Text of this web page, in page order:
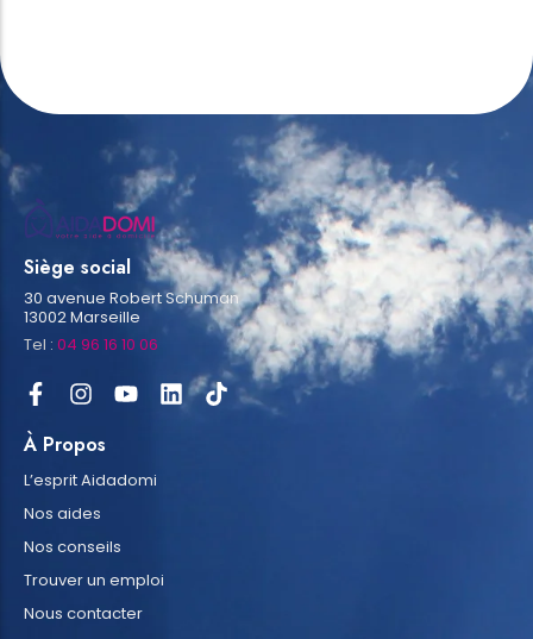
Siège social
30 avenue Robert Schuman
13002 Marseille
Tel : 04 96 16 10 06
À Propos
L’esprit Aidadomi
Nos aides
Nos conseils
Trouver un emploi
Nous contacter